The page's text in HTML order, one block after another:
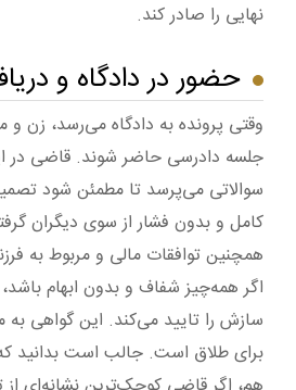
نهایی را صادر کند.
حضور در دادگاه و
وقتی پرونده به دادگاه می‌رسد، زن
جلسه دادرسی حاضر شوند. قاضی در
سوالاتی می‌پرسد تا مطمئن شود
کامل و بدون فشار از سوی دیگران
همچنین توافقات مالی و مربوط به
اگر همه‌چیز شفاف و بدون ابهام
سازش را تایید می‌کند. این گواهی به
برای طلاق است. جالب است بدانید